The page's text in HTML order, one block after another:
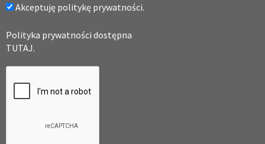
Akceptuję politykę prywatności.
Polityka prywatności dostępna
TUTAJ.